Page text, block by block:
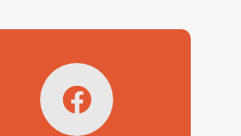
Seguici su
Facebook!